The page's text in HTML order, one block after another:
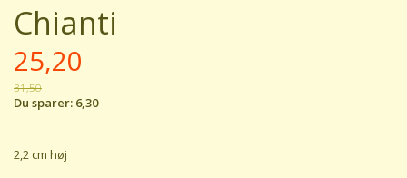
Chianti
25,20
31,50
Du sparer: 6,30
2,2 cm høj